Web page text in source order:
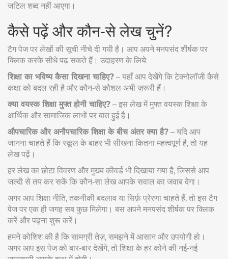
जटिल शब्द नहीं आएगा।
कैसे पढ़ें और कौन‑से लेख चुनें?
टैग पेज पर लेखों की सूची नीचे दी गयी है। आप अपने मनपसंद शीर्षक पर
क्लिक करके सीधे पढ़ सकते हैं। उदाहरण के लिये:
शिक्षा का भविष्य कैसा दिखना चाहिए? – यहाँ आप देखेंगे कि टेक्नोलॉजी कैसे
कक्षा को बदल रही है और कौन‑से कौशल अभी ज़रूरी हैं।
क्या वयस्क शिक्षा मुफ्त होनी चाहिए? – इस लेख में मुफ्त वयस्क शिक्षा के
आर्थिक और सामाजिक लाभों पर बात हुई है।
औपचारिक और अनौपचारिक शिक्षा के बीच अंतर क्या है? – यदि आप
जानना चाहते हैं कि स्कूल के बाहर भी सीखना कितना महत्वपूर्ण है, तो यह
लेख पढ़ें।
हर लेख का छोटा विवरण और मुख्य कीवर्ड भी दिखाया गया है, जिससे आप
जल्दी से तय कर सकें कि कौन‑सा लेख आपके सवाल का जवाब देगा।
अगर आप शिक्षा नीति, तकनीकी बदलाव या सिर्फ़ प्रेरणा चाहते हैं, तो इस टैग
पेज पर एक ही जगह सब कुछ मिलेगा। बस अपने मनपसंद शीर्षक पर क्लिक
करें और पढ़ना शुरू करें।
हमने कोशिश की है कि सामग्री तेज़, समझने में आसान और उपयोगी हो।
अगर आप इस पेज को बार‑बार देखेंगे, तो शिक्षा के हर कोने की नई‑नई